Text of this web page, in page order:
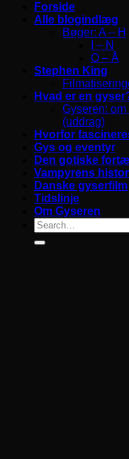
Forside
Alle blogindlæg
Bøger: A – H
I – N
O – Å
Stephen King
Hvad er en
Gyseren:
(uddrag)
Hvorfor
Gys og eventyr
Den gotiske
Vampyrens
Danske gyserfilm
Tidslinje
Om Gyseren